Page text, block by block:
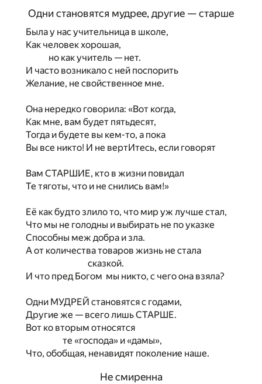
Одни становятся мудрее, другие — старше
Была у нас учительница в школе,
Как человек хорошая,
но как учитель — нет.
И часто возникало с ней поспорить
Желание, не свойственное мне.
Она нередко говорила: «Вот когда,
Как мне, вам будет пятьдесят,
Тогда и будете вы кем-то, а пока
Вы все никто! И не вертИтесь, если говорят
Вам СТАРШИЕ, кто в жизни повидал
Те тяготы, что и не снились вам!»
Её как будто злило то, что мир уж лучше стал,
Что мы не голодны и выбирать не по указке
Способны меж добра и зла.
А от количества товаров жизнь не стала
сказкой.
И что пред Богом мы никто, с чего она взяла?
Одни МУДРЕЙ становятся с годами,
Другие же — всего лишь СТАРШЕ.
Вот ко вторым относятся
те «господа» и «дамы»,
Что, обобщая, ненавидят поколение наше.
Не смиренна